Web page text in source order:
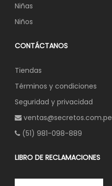
Niñas
Niños
CONTÁCTANOS
Tiendas
Términos y condiciones
Seguridad y privacidad
ventas@secretos.com.pe
(51) 981-098-889
LIBRO DE RECLAMACIONES